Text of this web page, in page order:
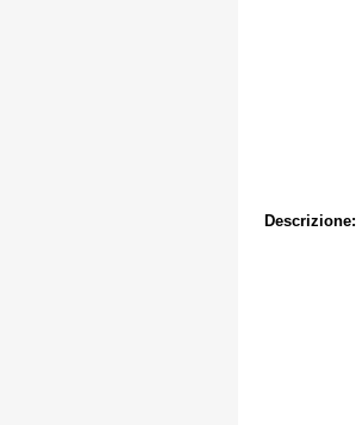
Descrizione: